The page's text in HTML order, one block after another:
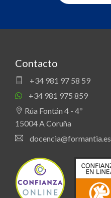
Contacto
+34 981 97 58 59
+34 981 975 859
Rúa Fontán 4 - 4º
15004 A Coruña
docencia@formantia.es